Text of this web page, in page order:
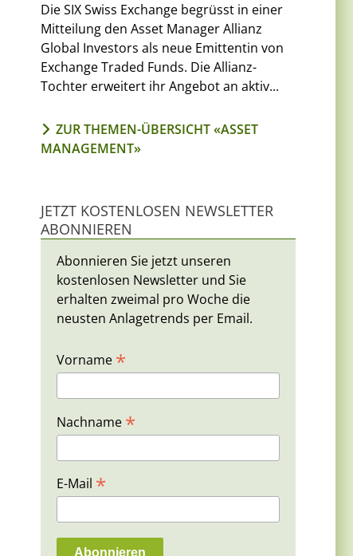
Die SIX Swiss Exchange begrüsst in einer
Mitteilung den Asset Manager Allianz
Global Investors als neue Emittentin von
Exchange Traded Funds. Die Allianz-
Tochter erweitert ihr Angebot an aktiv...
ZUR THEMEN-ÜBERSICHT «ASSET
MANAGEMENT»
JETZT KOSTENLOSEN NEWSLETTER
ABONNIEREN
Abonnieren Sie jetzt unseren
kostenlosen Newsletter und Sie
erhalten zweimal pro Woche die
neusten Anlagetrends per Email.
Vorname *
Nachname *
E-Mail *